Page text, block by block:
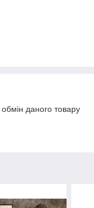
даного товару